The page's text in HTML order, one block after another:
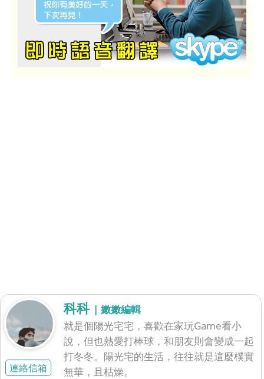
連絡信箱
科科 | 嫩嫩編輯
就是個陽光宅宅，喜歡在家玩Game看小
說，但也熱愛打棒球，和朋友則會變成一起
打冬冬。陽光宅的生活，往往就是這麼樸實
無華，且枯燥。